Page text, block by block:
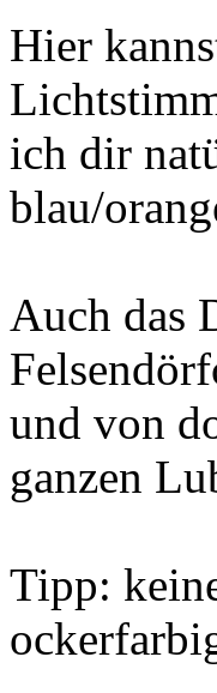
Hier
ich dir
blau/
Auch das
und von
ganzen
Tipp: